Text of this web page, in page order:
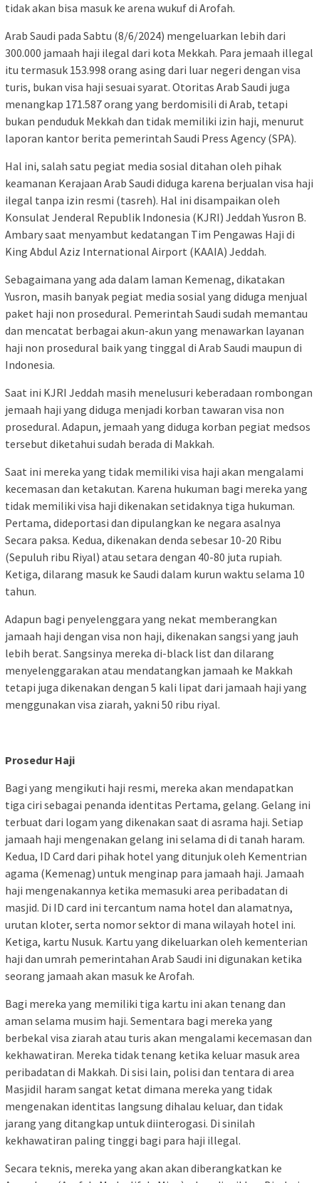
tidak akan bisa masuk ke arena wukuf di Arofah.
Arab Saudi pada Sabtu (8/6/2024) mengeluarkan lebih dari
300.000 jamaah haji ilegal dari kota Mekkah. Para jemaah illegal
itu termasuk 153.998 orang asing dari luar negeri dengan visa
turis, bukan visa haji sesuai syarat. Otoritas Arab Saudi juga
menangkap 171.587 orang yang berdomisili di Arab, tetapi
bukan penduduk Mekkah dan tidak memiliki izin haji, menurut
laporan kantor berita pemerintah Saudi Press Agency (SPA).
Hal ini, salah satu pegiat media sosial ditahan oleh pihak
keamanan Kerajaan Arab Saudi diduga karena berjualan visa haji
ilegal tanpa izin resmi (tasreh). Hal ini disampaikan oleh
Konsulat Jenderal Republik Indonesia (KJRI) Jeddah Yusron B.
Ambary saat menyambut kedatangan Tim Pengawas Haji di
King Abdul Aziz International Airport (KAAIA) Jeddah.
Sebagaimana yang ada dalam laman Kemenag, dikatakan
Yusron, masih banyak pegiat media sosial yang diduga menjual
paket haji non prosedural. Pemerintah Saudi sudah memantau
dan mencatat berbagai akun-akun yang menawarkan layanan
haji non prosedural baik yang tinggal di Arab Saudi maupun di
Indonesia.
Saat ini KJRI Jeddah masih menelusuri keberadaan rombongan
jemaah haji yang diduga menjadi korban tawaran visa non
prosedural. Adapun, jemaah yang diduga korban pegiat medsos
tersebut diketahui sudah berada di Makkah.
Saat ini mereka yang tidak memiliki visa haji akan mengalami
kecemasan dan ketakutan. Karena hukuman bagi mereka yang
tidak memiliki visa haji dikenakan setidaknya tiga hukuman.
Pertama, dideportasi dan dipulangkan ke negara asalnya
Secara paksa. Kedua, dikenakan denda sebesar 10-20 Ribu
(Sepuluh ribu Riyal) atau setara dengan 40-80 juta rupiah.
Ketiga, dilarang masuk ke Saudi dalam kurun waktu selama 10
tahun.
Adapun bagi penyelenggara yang nekat memberangkan
jamaah haji dengan visa non haji, dikenakan sangsi yang jauh
lebih berat. Sangsinya mereka di-black list dan dilarang
menyelenggarakan atau mendatangkan jamaah ke Makkah
tetapi juga dikenakan dengan 5 kali lipat dari jamaah haji yang
menggunakan visa ziarah, yakni 50 ribu riyal.
Prosedur Haji
Bagi yang mengikuti haji resmi, mereka akan mendapatkan
tiga ciri sebagai penanda identitas Pertama, gelang. Gelang ini
terbuat dari logam yang dikenakan saat di asrama haji. Setiap
jamaah haji mengenakan gelang ini selama di di tanah haram.
Kedua, ID Card dari pihak hotel yang ditunjuk oleh Kementrian
agama (Kemenag) untuk menginap para jamaah haji. Jamaah
haji mengenakannya ketika memasuki area peribadatan di
masjid. Di ID card ini tercantum nama hotel dan alamatnya,
urutan kloter, serta nomor sektor di mana wilayah hotel ini.
Ketiga, kartu Nusuk. Kartu yang dikeluarkan oleh kementerian
haji dan umrah pemerintahan Arab Saudi ini digunakan ketika
seorang jamaah akan masuk ke Arofah.
Bagi mereka yang memiliki tiga kartu ini akan tenang dan
aman selama musim haji. Sementara bagi mereka yang
berbekal visa ziarah atau turis akan mengalami kecemasan dan
kekhawatiran. Mereka tidak tenang ketika keluar masuk area
peribadatan di Makkah. Di sisi lain, polisi dan tentara di area
Masjidil haram sangat ketat dimana mereka yang tidak
mengenakan identitas langsung dihalau keluar, dan tidak
jarang yang ditangkap untuk diinterogasi. Di sinilah
kekhawatiran paling tinggi bagi para haji illegal.
Secara teknis, mereka yang akan akan diberangkatkan ke